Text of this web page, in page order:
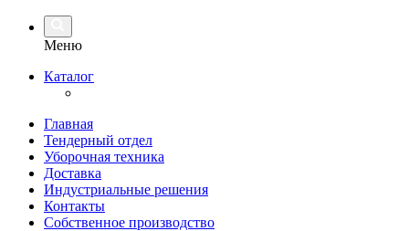
Меню
Каталог
Главная
Тендерный отдел
Уборочная техника
Доставка
Индустриальные решения
Контакты
Собственное производство